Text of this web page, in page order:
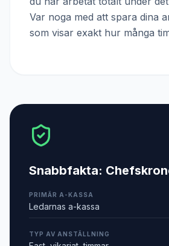
Var noga med att spara dina
som visar exakt hur många
Snabbfakta:
PRIMÄR A-KASSA
Ledarnas a-kassa
TYP AV ANSTÄLLNING